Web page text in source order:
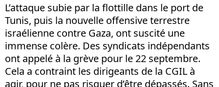
L’attaque subie par la flottille dans le port de
Tunis, puis la nouvelle offensive terrestre
israélienne contre Gaza, ont suscité une
immense colère. Des syndicats indépendants
ont appelé à la grève pour le 22 septembre.
Cela a contraint les dirigeants de la CGIL à
agir, pour ne pas risquer d’être dépassés. Sans